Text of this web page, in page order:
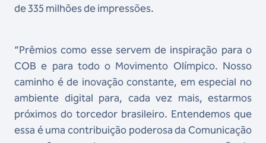
de 335 milhões de impressões.
“Prêmios como esse servem de inspiração para o
COB e para todo o Movimento Olímpico. Nosso
caminho é de inovação constante, em especial no
ambiente digital para, cada vez mais, estarmos
próximos do torcedor brasileiro. Entendemos que
essa é uma contribuição poderosa da Comunicação